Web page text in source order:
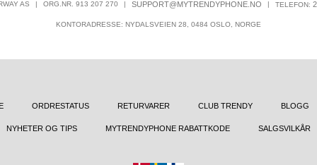
AS | ORG.NR. 913 207 270 | SUPPORT@MYTRENDYPHONE.NO | TELEFON:
KONTORADRESSE: NYDALSVEIEN 28, 0484 OSLO, NORGE
ORDRESTATUS RETURVARER CLUB TRENDY BLOGG
NYHETER OG TIPS MYTRENDYPHONE RABATTKODE SALGSVILKÅR